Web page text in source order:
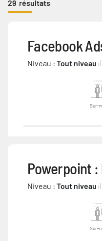
29 résultats
Facebook
Niveau : Tout niveau
Sur-
Powerpoint
Niveau : Tout niveau
Sur-